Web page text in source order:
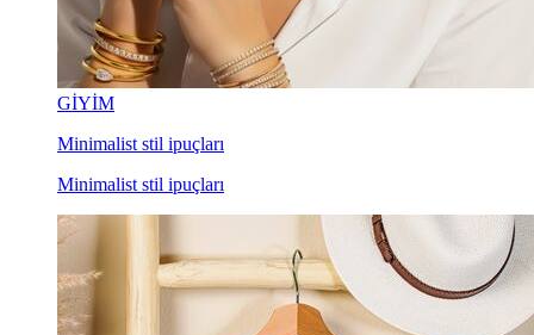
GİYİM
Minimalist stil ipuçları
Minimalist stil ipuçları